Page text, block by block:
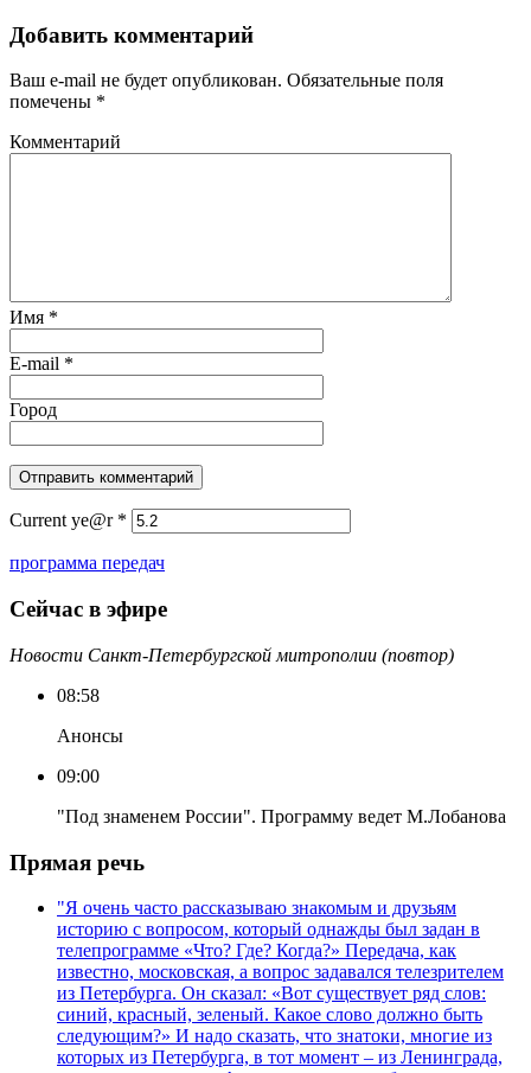
Добавить комментарий
Ваш e-mail не будет опубликован. Обязательные поля
помечены *
Комментарий
Имя *
E-mail *
Город
Current ye@r *
программа передач
Сейчас в эфире
Новости Санкт-Петербургской митрополии (повтор)
08:58
Анонсы
09:00
"Под знаменем России". Программу ведет М.Лобанова
Прямая речь
"Я очень часто рассказываю знакомым и друзьям
историю с вопросом, который однажды был задан в
телепрограмме «Что? Где? Когда?» Передача, как
известно, московская, а вопрос задавался телезрителем
из Петербурга. Он сказал: «Вот существует ряд слов:
синий, красный, зеленый. Какое слово должно быть
следующим?» И надо сказать, что знатоки, многие из
которых из Петербурга, в тот момент – из Ленинграда,